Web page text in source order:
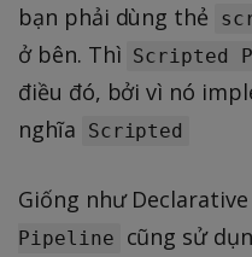
bạn phải dùng thẻ
ở bên. Thì Scripted
điều đó, bởi vì nó
nghĩa
Scripted
Giống như
Pipeline
cũng sử